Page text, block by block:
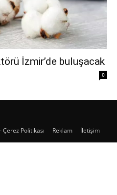
İzmir’de buluşacak
0
Çerez Politikası Reklam İletişim